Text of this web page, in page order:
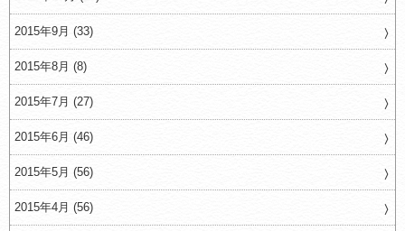
2015年9月 (33)
2015年8月 (8)
2015年7月 (27)
2015年6月 (46)
2015年5月 (56)
2015年4月 (56)